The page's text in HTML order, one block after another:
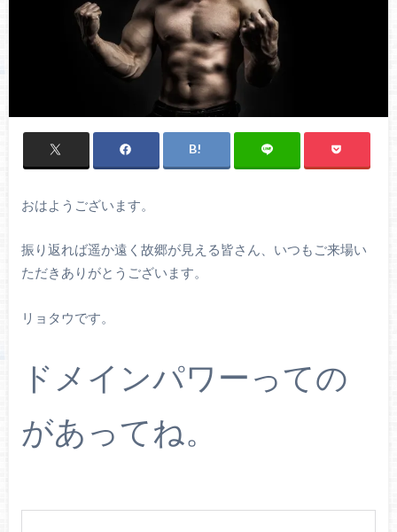
おはようございます。
振り返れば遥か遠く故郷が見える皆さん、いつもご来場い
ただきありがとうございます。
リョタウです。
ドメインパワーっての
があってね。